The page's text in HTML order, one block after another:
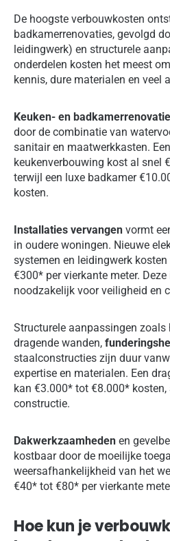
De hoogste verbouwkosten
badkamerrenovaties, gevolgd
leidingwerk) en structurele
onderdelen kosten het meest
kennis, dure materialen en veel
Keuken- en
door de combinatie van
sanitair en maatwerkkasten.
keukenverbouwing kost al snel
terwijl een luxe badkamer
kosten.
Installaties vervangen vormt
in oudere woningen. Nieuwe
systemen en leidingwerk
€300* per vierkante meter.
noodzakelijk voor veiligheid en
Structurele aanpassingen zoals
dragende wanden,
staalconstructies zijn duur
expertise en materialen. Een
kan €3.000* tot €8.000*
constructie.
Dakwerkzaamheden en
kostbaar door de moeilijke
weersafhankelijkheid van het
€40* tot €80* per vierkante
Hoe kun je